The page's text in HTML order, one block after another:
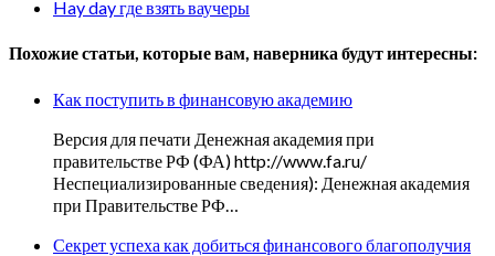
Hay day где взять ваучеры
Похожие статьи, которые вам, наверника будут интересны:
Как поступить в финансовую академию
Версия для печати Денежная академия при
правительстве РФ (ФА) http://www.fa.ru/
Неспециализированные сведения): Денежная академия
при Правительстве РФ…
Секрет успеха как добиться финансового благополучия